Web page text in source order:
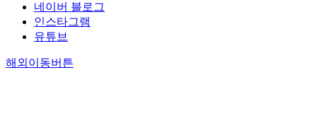
네이버 블로그
인스타그램
유튜브
해외이동버튼